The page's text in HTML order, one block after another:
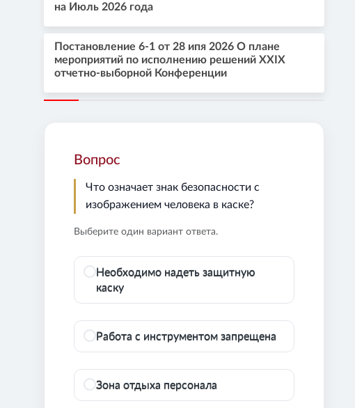
на Июль 2026 года
Постановление 6-1 от 28 ипя 2026 О плане
мероприятий по исполнению решений XXIX
отчетно-выборной Конференции
Вопрос
Что означает знак безопасности с
изображением человека в каске?
Выберите один вариант ответа.
Необходимо надеть защитную
каску
Работа с инструментом запрещена
Зона отдыха персонала